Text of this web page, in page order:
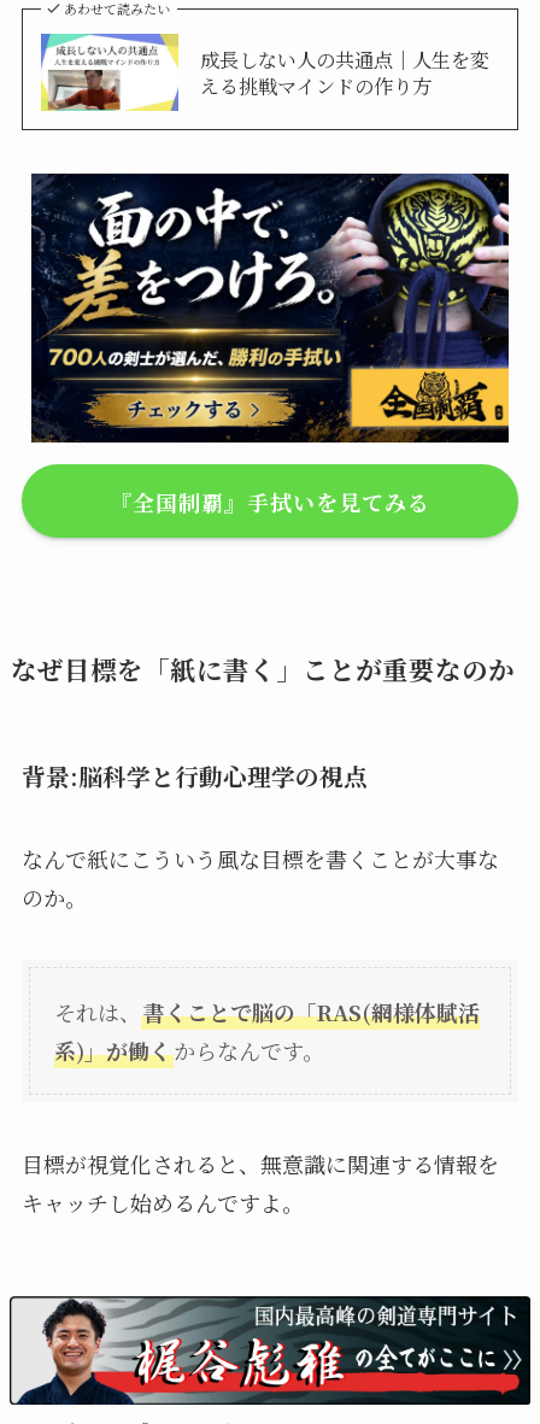
あわせて読みたい
成長しない人の共通点｜人生を変
える挑戦マインドの作り方
『全国制覇』手拭いを見てみる
なぜ目標を「紙に書く」ことが重要なのか
背景:脳科学と行動心理学の視点
なんで紙にこういう風な目標を書くことが大事な
のか。
それは、 書くことで脳の「RAS(網様体賦活
系)」が働くからなんです。
目標が視覚化されると、無意識に関連する情報を
キャッチし始めるんですよ。
具体例:梶谷が感じた変化
僕も目標を書いてから、チャンスに気づきやすくな